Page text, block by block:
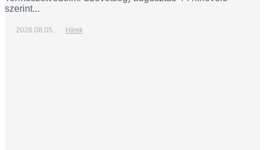
szerint...
2026.08.05. Hírek